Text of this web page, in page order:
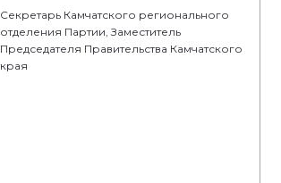
Секретарь Камчатского регионального
отделения Партии, Заместитель
Председателя Правительства Камчатского
края